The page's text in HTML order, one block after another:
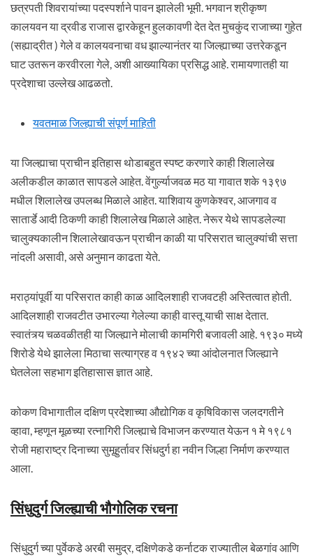
छत्रपती शिवरायांच्या पदस्पर्शाने पावन झालेली भूमी. भगवान श्रीकृष्ण
कालयवन या द्रवीड राजास द्वारकेहून हुलकावणी देत देत मुचकुंद राजाच्या गुहेत
(सह्याद्रीत ) गेले व कालयवनाचा वध झाल्यानंतर या जिल्ह्याच्या उत्तरेकडून
घाट उतरून करवीरला गेले, अशी आख्यायिका प्रसिद्ध आहे. रामायणातही या
प्रदेशाचा उल्लेख आढळतो.
यवतमाळ जिल्ह्याची संपूर्ण माहिती
या जिल्ह्याचा प्राचीन इतिहास थोडाबहुत स्पष्ट करणारे काही शिलालेख
अलीकडील काळात सापडले आहेत. वेंगुर्ल्याजवळ मठ या गावात शके १३९७
मधील शिलालेख उपलब्ध मिळाले आहेत. याशिवाय कुणकेश्वर, आजगाव व
सातार्डे आदी ठिकणी काही शिलालेख मिळाले आहेत. नेरूर येथे सापडलेल्या
चालुक्यकालीन शिलालेखावऊन प्राचीन काळी या परिसरात चालुक्यांची सत्ता
नांदली असावी, असे अनुमान काढता येते.
मराठ्यांपूर्वी या परिसरात काही काळ आदिलशाही राजवटही अस्तित्वात होती.
आदिलशाही राजवटीत उभारल्या गेलेल्या काही वास्तू याची साक्ष देतात.
स्वातंत्र्य चळवळीतही या जिल्ह्याने मोलाची कामगिरी बजावली आहे. १९३० मध्ये
शिरोडे येथे झालेला मिठाचा सत्याग्रह व १९४२ च्या आंदोलनात जिल्ह्याने
घेतलेला सहभाग इतिहासास ज्ञात आहे.
कोकण विभागातील दक्षिण प्रदेशाच्या औद्योगिक व कृषिविकास जलदगतीने
व्हावा, म्हणून मूळच्या रत्नागिरी जिल्ह्याचे विभाजन करण्यात येऊन १ मे १९८१
रोजी महाराष्ट्र दिनाच्या सुमूहुर्तावर सिंधदुर्ग हा नवीन जिल्हा निर्माण करण्यात
आला.
सिंधुदुर्ग जिल्ह्याची भौगोलिक रचना
सिंधुदुर्ग च्या पुर्वेकडे अरबी समुद्र, दक्षिणेकडे कर्नाटक राज्यातील बेळगांव आणि